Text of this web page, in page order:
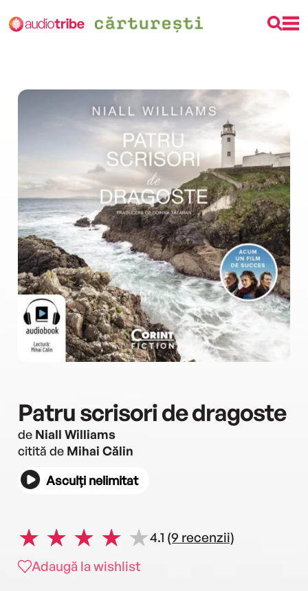
Patru scrisori de dragoste
de Niall Williams
citită de Mihai Călin
Asculți nelimitat
4.1 (9 recenzii)
Adaugă la wishlist